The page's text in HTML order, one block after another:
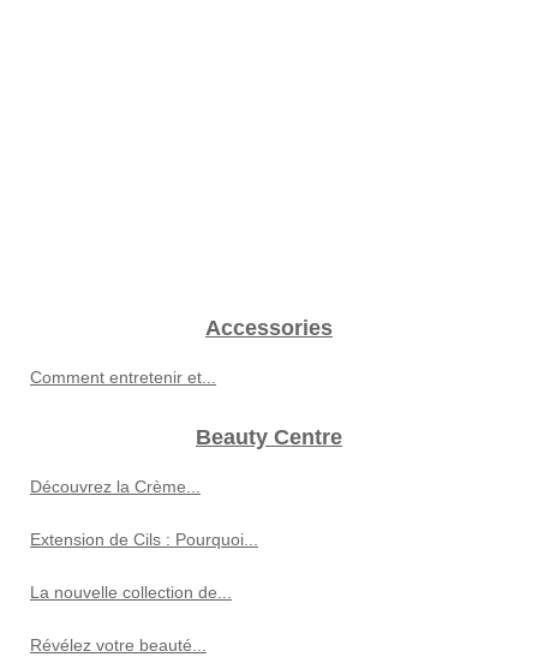
Accessories
Comment entretenir et...
Beauty Centre
Découvrez la Crème...
Extension de Cils : Pourquoi...
La nouvelle collection de...
Révélez votre beauté...